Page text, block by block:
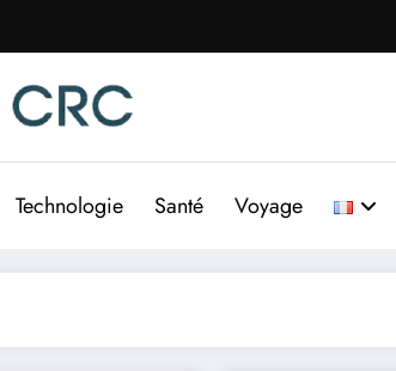
Technologie Santé Voyage